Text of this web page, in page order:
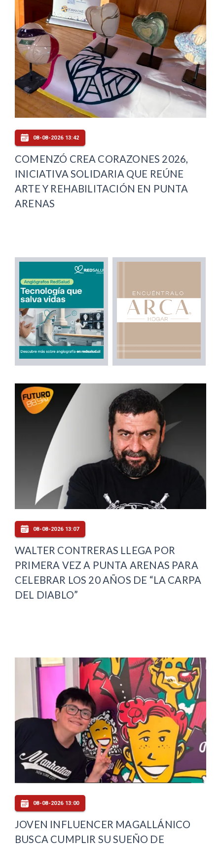
08-08-2026 13:42
COMENZÓ CREA CORAZONES 2026,
INICIATIVA SOLIDARIA QUE REÚNE
ARTE Y REHABILITACIÓN EN PUNTA
ARENAS
08-08-2026 13:07
WALTER CONTRERAS LLEGA POR
PRIMERA VEZ A PUNTA ARENAS PARA
CELEBRAR LOS 20 AÑOS DE “LA CARPA
DEL DIABLO”
08-08-2026 13:00
JOVEN INFLUENCER MAGALLÁNICO
BUSCA CUMPLIR SU SUEÑO DE